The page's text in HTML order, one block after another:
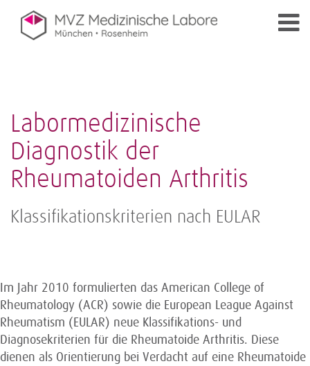
Labormedizinische
Diagnostik der
Rheumatoiden Arthritis
Klassifikationskriterien nach EULAR
Im Jahr 2010 formulierten das American College of
Rheumatology (ACR) sowie die European League Against
Rheumatism (EULAR) neue Klassifikations- und
Diagnosekriterien für die Rheumatoide Arthritis. Diese
dienen als Orientierung bei Verdacht auf eine Rheumatoide